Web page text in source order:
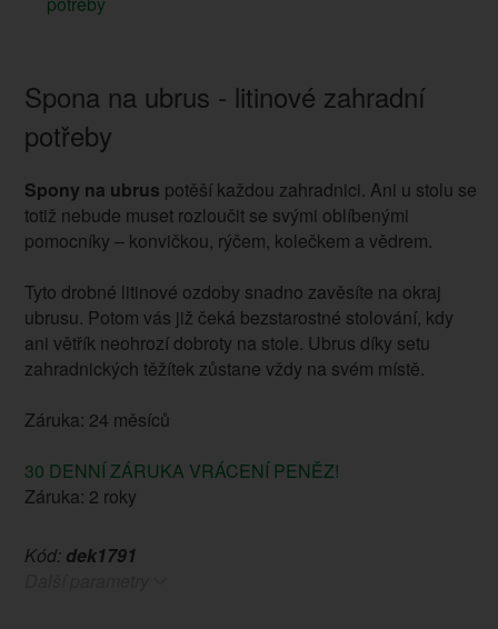
Spona na ubrus - litinové zahradní
potřeby
Spony na ubrus potěší každou zahradnici. Ani u stolu se
totiž nebude muset rozloučit se svými oblíbenými
pomocníky – konvičkou, rýčem, kolečkem a vědrem.
Tyto drobné litinové ozdoby snadno zavěsíte na okraj
ubrusu. Potom vás již čeká bezstarostné stolování, kdy
ani větřík neohrozí dobroty na stole. Ubrus díky setu
zahradnických těžítek zůstane vždy na svém místě.
Záruka: 24 měsíců
30 DENNÍ ZÁRUKA VRÁCENÍ PENĚZ!
Záruka: 2 roky
Kód: dek1791